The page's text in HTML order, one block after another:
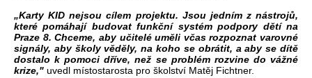
„Karty KID nejsou cílem projektu. Jsou jedním z nástrojů,
které pomáhají budovat funkční systém podpory dětí na
Praze 8. Chceme, aby učitelé uměli včas rozpoznat varovné
signály, aby školy věděly, na koho se obrátit, a aby se dítě
dostalo k pomoci dříve, než se problém rozvine do vážné
krize," uvedl místostarosta pro školství Matěj Fichtner.